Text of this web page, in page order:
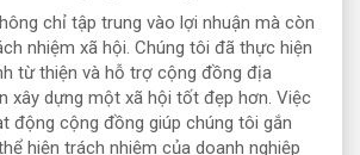
chỉ tập trung vào lợi nhuận mà còn
nhiệm xã hội. Chúng tôi đã thực hiện
từ thiện và hỗ trợ cộng đồng địa
xây dựng một xã hội tốt đẹp hơn. Việc
động cộng đồng giúp chúng tôi gắn
hiện trách nhiệm của doanh nghiệp